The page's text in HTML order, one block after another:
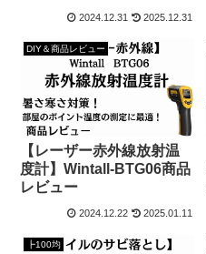
2024.12.31 2025.12.31
DIY＆商品レビュー
【レーザー赤外線放射温
度計】Wintall-BTG06商品
レビュー
2024.12.22 2025.01.11
┣100均